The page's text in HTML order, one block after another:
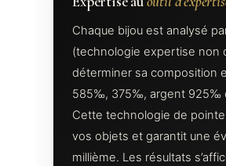
Chaque bijou est analysé
(technologie expertise non
déterminer sa composition
585‰, 375‰, argent 925‰
Cette technologie de
vos objets et garantit une
millième. Les résultats